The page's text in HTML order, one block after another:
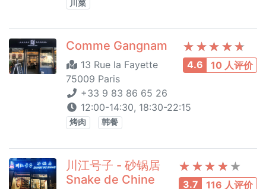
川菜
4.6 10 人评价
Comme Gangnam
13 Rue la Fayette
75009 Paris
+33 9 83 86 65 26
12:00-14:30, 18:30-22:15
烤肉 韩餐
3.7 116 人评价
川江号子 - 砂锅居
Snake de Chine